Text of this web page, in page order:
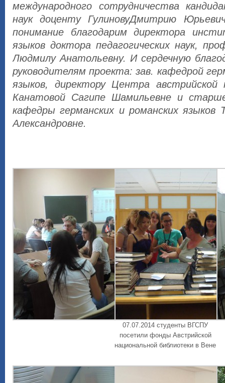
международного сотрудничества
наук доценту ГулиновуДмитрию
понимание благодарим директора
языков доктора педагогических наук,
Людмилу Анатольевну. И сердечную
руководителям проекта: зав. кафедрой
языков, директору Центра австрийской
Канатовой Сагипе Шамильевне и
кафедры германских и романских языков
Александровне.
07.07.2014 студенты ВГСПУ
посетили фонды Австрийской
национальной библиотеки в Вене